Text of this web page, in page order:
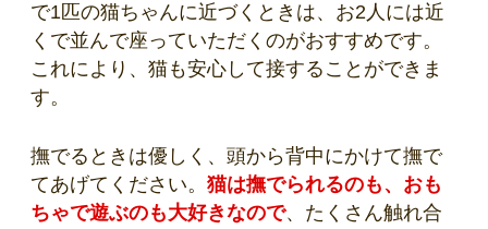
で1匹の猫ちゃんに近づくときは、お2人には近
くで並んで座っていただくのがおすすめです。
これにより、猫も安心して接することができま
す。
撫でるときは優しく、頭から背中にかけて撫で
てあげてください。 猫は撫でられるのも、おも
ちゃで遊ぶのも大好きなので、たくさん触れ合